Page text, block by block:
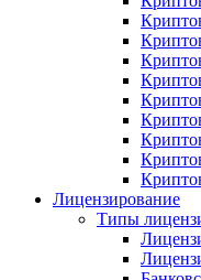
Лицензирование
Типы